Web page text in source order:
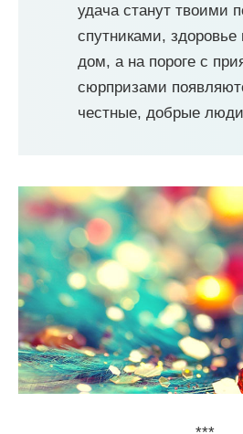
удача станут твоими
спутниками, здоровье
дом, а на пороге с
сюрпризами
честные, добрые